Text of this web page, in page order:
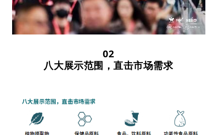
02
八大展示范围，直击市场需求